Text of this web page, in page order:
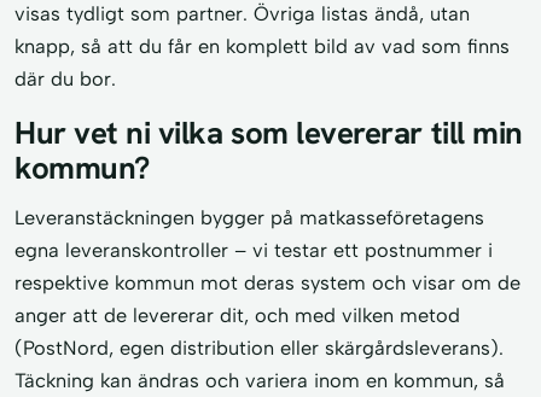
visas tydligt som partner. Övriga listas ändå, utan
knapp, så att du får en komplett bild av vad som finns
där du bor.
Hur vet ni vilka som levererar till min
kommun?
Leveranstäckningen bygger på matkasseföretagens
egna leveranskontroller – vi testar ett postnummer i
respektive kommun mot deras system och visar om de
anger att de levererar dit, och med vilken metod
(PostNord, egen distribution eller skärgårdsleverans).
Täckning kan ändras och variera inom en kommun, så